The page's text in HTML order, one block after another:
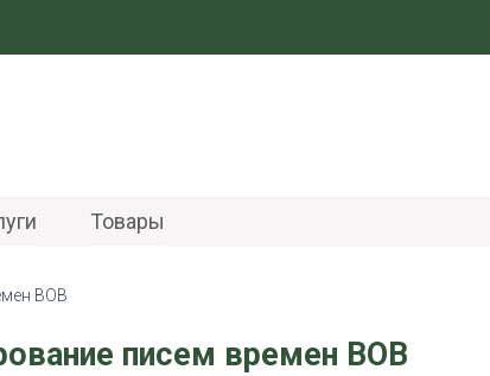
Товары
ВОВ
писем времен ВОВ